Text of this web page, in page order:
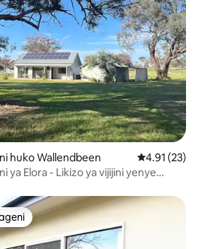
huko Wallendbeen Ukadiriaji wa
4.91 (23)
ya Elora - Likizo ya vijijini yenye
wageni